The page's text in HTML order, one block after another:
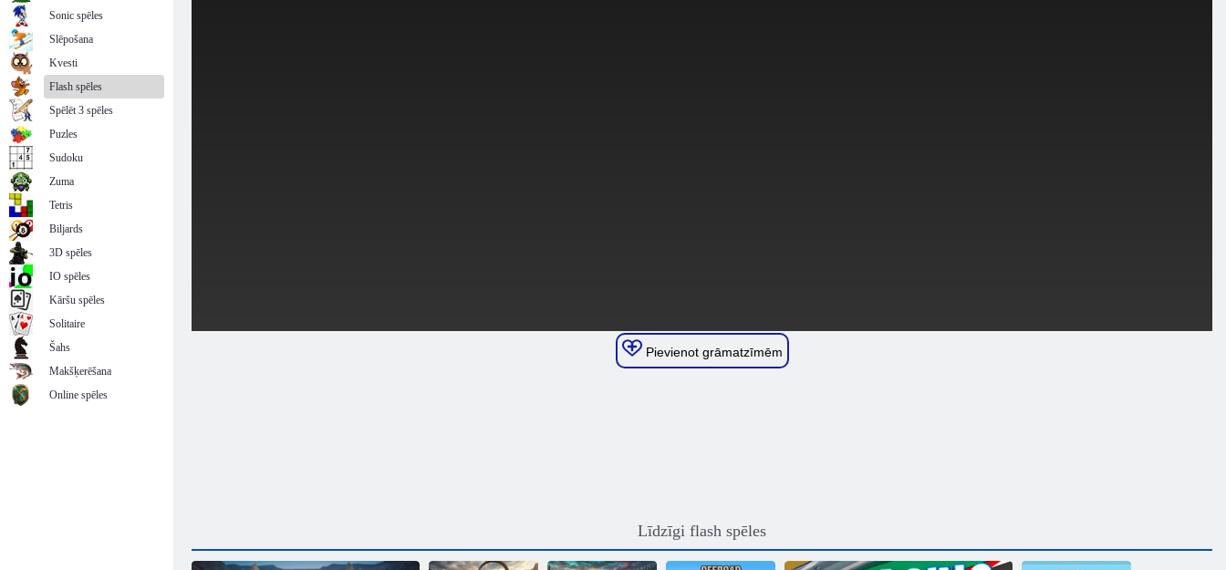
Pievienot grāmatzīmēm
Līdzīgi flash spēles
Sonic spēles
Slēpošana
Kvesti
Flash spēles
Spēlēt 3 spēles
Puzles
Sudoku
Zuma
Tetris
Biljards
3D spēles
IO spēles
Kāršu spēles
Solitaire
Šahs
Makšķerēšana
Online spēles